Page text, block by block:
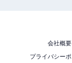
理
会社概要
プライバシー